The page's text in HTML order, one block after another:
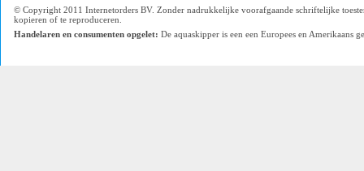
© Copyright 2011 Internetorders BV. Zonder nadrukkelijke voorafgaande schriftelijke
kopieren of te reproduceren.
Handelaren en consumenten opgelet: De aquaskipper is een een Europees en Amerikaans